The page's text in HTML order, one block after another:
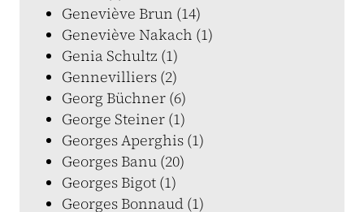
Geneviève Brun (14)
Geneviève Nakach (1)
Genia Schultz (1)
Gennevilliers (2)
Georg Büchner (6)
George Steiner (1)
Georges Aperghis (1)
Georges Banu (20)
Georges Bigot (1)
Georges Bonnaud (1)